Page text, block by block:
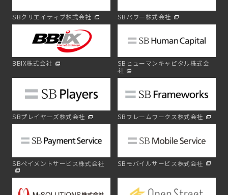
SBクリエイティブ株式会社 SBパワー株式会社
BBIX株式会社
SBヒューマンキャピタル株式会
社
SBプレイヤーズ株式会社 SBフレームワークス株式会社
SBペイメントサービス株式会社 SBモバイルサービス株式会社